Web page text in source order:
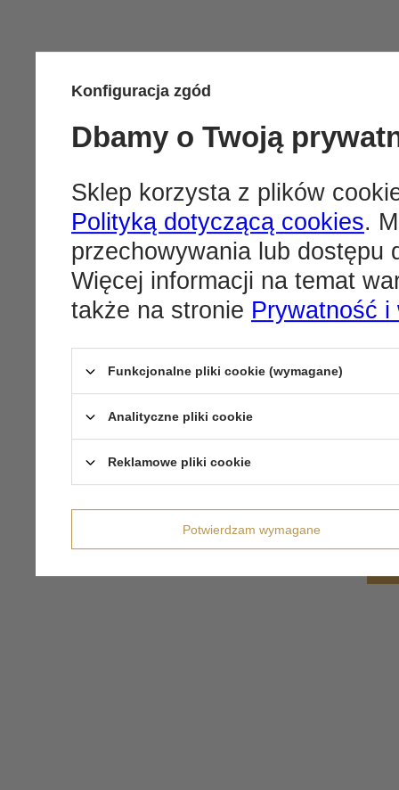
Konfiguracja zgód
Dbamy o Twoją
Sklep korzysta z plików
Polityką dotyczącą cookies.
przechowywania lub dostępu
Więcej informacji na temat
także na stronie Prywatność i
Funkcjonalne pliki cookie (wymagane)
Analityczne pliki cookie
Reklamowe pliki cookie
Potwierdzam wymagane